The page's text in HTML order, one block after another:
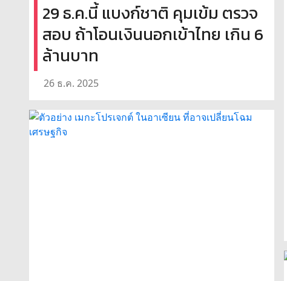
29 ธ.ค.นี้ แบงก์ชาติ คุมเข้ม ตรวจ
สอบ ถ้าโอนเงินนอกเข้าไทย เกิน 6
ล้านบาท
26 ธ.ค. 2025